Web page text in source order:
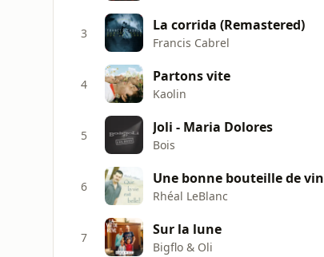
3 La corrida (Remastered)
Francis Cabrel
4 Partons vite
Kaolin
5 Joli - Maria Dolores
Bois
6 Une bonne bouteille de vin
Rhéal LeBlanc
7 Sur la lune
Bigflo & Oli